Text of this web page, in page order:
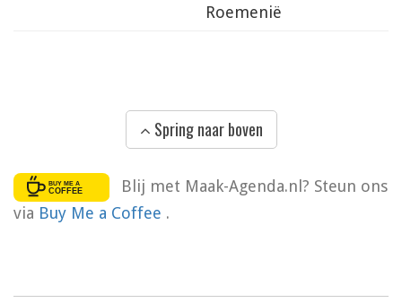
Roemenië
Spring naar boven
Blij met Maak-Agenda.nl? Steun ons
via Buy Me a Coffee .